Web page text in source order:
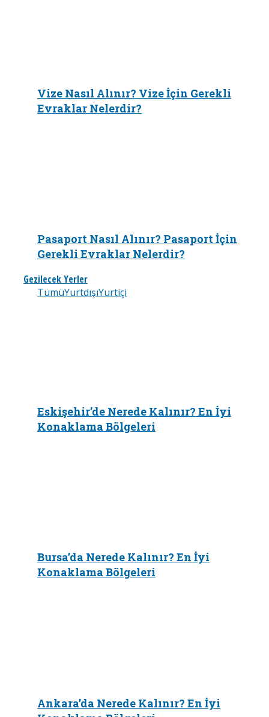
Vize Nasıl Alınır? Vize İçin Gerekli
Evraklar Nelerdir?
Pasaport Nasıl Alınır? Pasaport İçin
Gerekli Evraklar Nelerdir?
Gezilecek Yerler
TümüYurtdışıYurtiçi
Eskişehir’de Nerede Kalınır? En İyi
Konaklama Bölgeleri
Bursa’da Nerede Kalınır? En İyi
Konaklama Bölgeleri
Ankara’da Nerede Kalınır? En İyi